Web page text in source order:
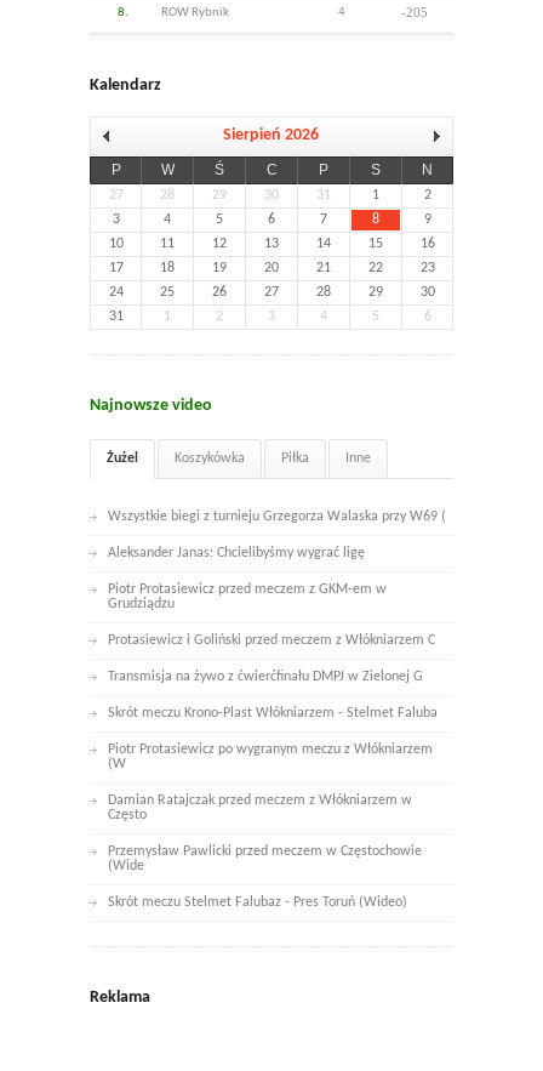
8. ROW Rybnik 4 -205
Kalendarz
Sierpień 2026
P W Ś C P S N
27 28 29 30 31 1
2
3
4 5 6 7 8
9
10
11 12 13 14 15
16
17
18 19 20 21 22
23
24
25 26 27 28 29
30
31
1 2 3 4 5 6
Najnowsze video
Żużel Koszykówka Piłka Inne
Wszystkie biegi z turnieju Grzegorza Walaska przy W69 (
Aleksander Janas: Chcielibyśmy wygrać ligę
Piotr Protasiewicz przed meczem z GKM-em w
Grudziądzu
Protasiewicz i Goliński przed meczem z Włókniarzem C
Transmisja na żywo z ćwierćfinału DMPJ w Zielonej G
Skrót meczu Krono-Plast Włókniarzem - Stelmet Faluba
Piotr Protasiewicz po wygranym meczu z Włókniarzem
(W
Damian Ratajczak przed meczem z Włókniarzem w
Często
Przemysław Pawlicki przed meczem w Częstochowie
(Wide
Skrót meczu Stelmet Falubaz - Pres Toruń (Wideo)
Reklama